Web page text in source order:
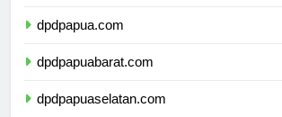
dpdpapua.com
dpdpapuabarat.com
dpdpapuaselatan.com